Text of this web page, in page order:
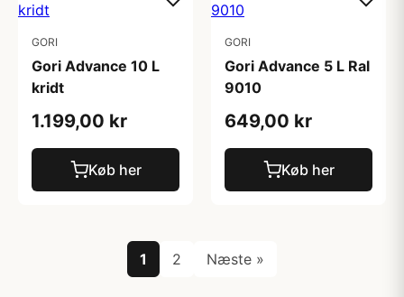
GORI
Gori Advance 10 L
kridt
1.199,00 kr
Køb her
GORI
Gori Advance 5 L Ral
9010
649,00 kr
Køb her
1 2 Næste »